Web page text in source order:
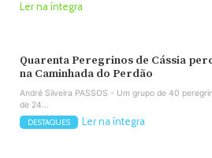
Ler na íntegra
Quarenta Peregrinos de Cássia
na Caminhada do Perdão
André Silveira PASSOS - Um grupo de 40
de 24...
DESTAQUES Ler na íntegra